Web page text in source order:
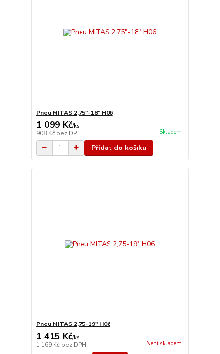
Pneu MITAS 2,75"-18" H06
1 099 Kč/ks
908 Kč bez DPH Skladem
Přidat do košíku
Pneu MITAS 2,75-19" H06
1 415 Kč/ks
1 169 Kč bez DPH Není skladem